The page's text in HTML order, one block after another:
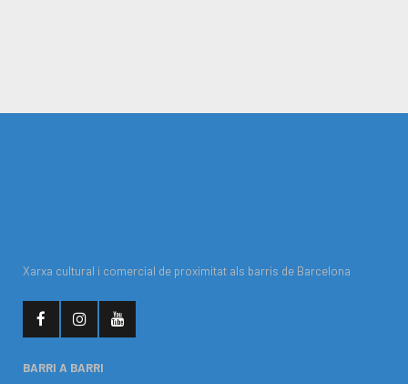
Xarxa cultural i comercial de proximitat als barris de Barcelona
BARRI A BARRI